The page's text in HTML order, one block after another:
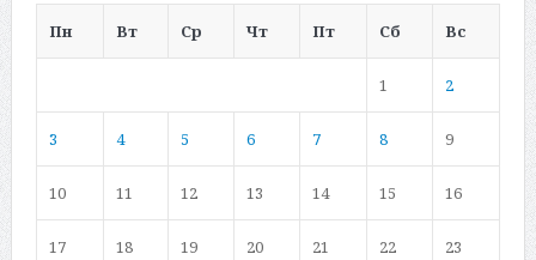
Пн
Вт Ср Чт Пт Сб Вс
1 2
3 4 5 6 7 8 9
10 11 12 13 14 15 16
17 18 19 20 21 22 23